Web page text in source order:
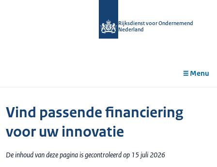
Rijksdienst voor Ondernemend
Nederland
Menu
Vind passende financiering
voor uw innovatie
De inhoud van deze pagina is gecontroleerd op 15 juli 2026